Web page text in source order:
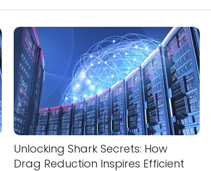
Unlocking Shark Secrets: How
Drag Reduction Inspires Efficient